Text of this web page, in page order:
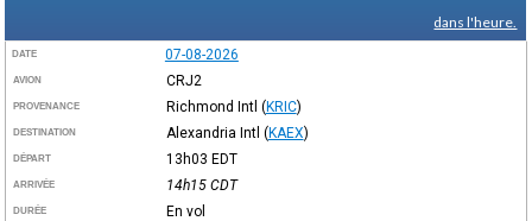
dans l'heure.
DATE 07-08-2026
AVION CRJ2
PROVENANCE Richmond Intl (KRIC)
DESTINATION Alexandria Intl (KAEX)
DÉPART 13h03 EDT
ARRIVÉE 14h15 CDT
DURÉE En vol